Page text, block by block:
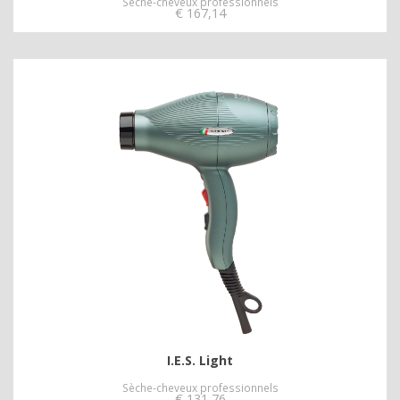
€ 167,14
I.E.S. Light
Sèche-cheveux professionnels